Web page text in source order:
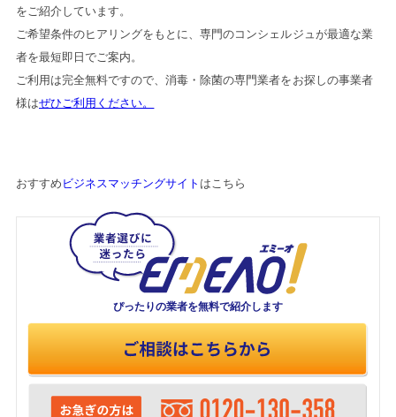
をご紹介しています。
ご希望条件のヒアリングをもとに、専門のコンシェルジュが最適な業
者を最短即日でご案内。
ご利用は完全無料ですので、消毒・除菌の専門業者をお探しの事業者
様はぜひご利用ください。
おすすめ ビジネスマッチングサイト はこちら
ぴったりの業者を無料で紹介します